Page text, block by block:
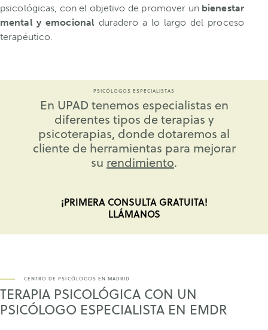
psicológicas, con el objetivo de promover un bienestar
mental y emocional duradero a lo largo del proceso
terapéutico.
PSICÓLOGOS ESPECIALISTAS
En UPAD tenemos especialistas en
diferentes tipos de terapias y
psicoterapias, donde dotaremos al
cliente de herramientas para mejorar
su rendimiento.
¡PRIMERA CONSULTA GRATUITA!
LLÁMANOS
CENTRO DE PSICÓLOGOS EN MADRID
TERAPIA PSICOLÓGICA CON UN
PSICÓLOGO ESPECIALISTA EN EMDR